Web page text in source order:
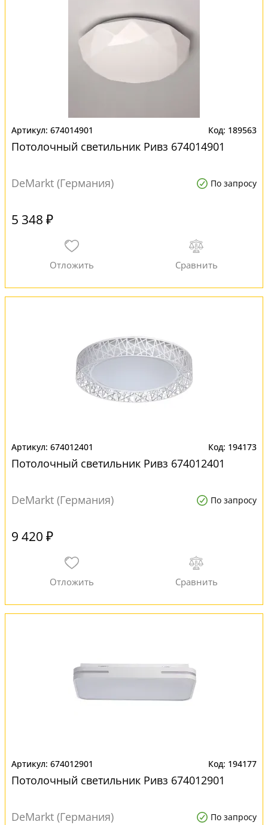
674014901 189563
Потолочный светильник Ривз 674014901
DeMarkt (Германия) По запросу
5 348 ₽
674012401 194173
Потолочный светильник Ривз 674012401
DeMarkt (Германия) По запросу
9 420 ₽
674012901 194177
Потолочный светильник Ривз 674012901
DeMarkt (Германия) По запросу